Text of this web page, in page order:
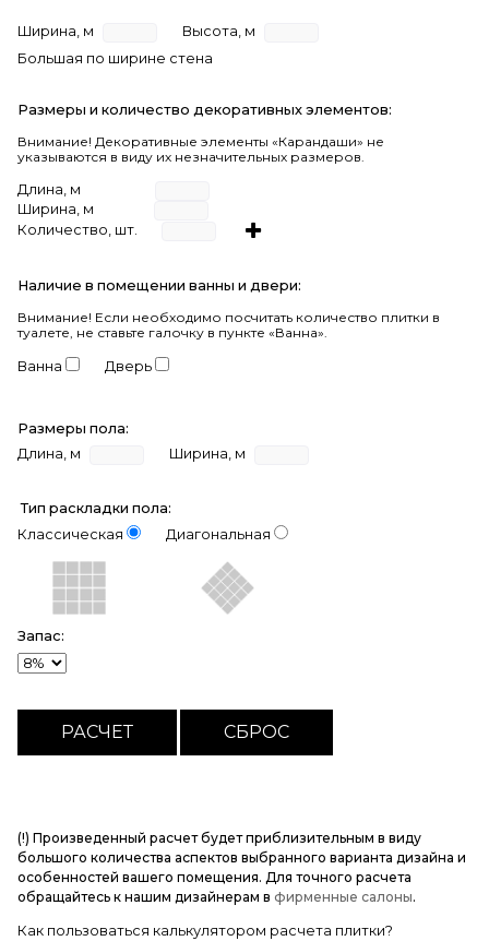
Ширина, м
Высота, м
Большая по ширине стена
Размеры и количество декоративных элементов:
Внимание! Декоративные элементы «Карандаши» не
указываются в виду их незначительных размеров.
Длина, м
Ширина, м
Количество, шт.
Наличие в помещении ванны и двери:
Внимание! Если необходимо посчитать количество плитки в
туалете, не ставьте галочку в пункте «Ванна».
Ванна Дверь
Размеры пола:
Длина, м
Ширина, м
Тип раскладки пола:
Классическая
Диагональная
Запас:
(!) Произведенный расчет будет приблизительным в виду
большого количества аспектов выбранного варианта дизайна и
особенностей вашего помещения. Для точного расчета
обращайтесь к нашим дизайнерам в фирменные салоны.
Как пользоваться калькулятором расчета плитки?